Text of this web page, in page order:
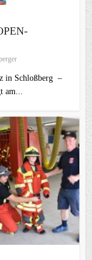
in Schloßberg –
am...